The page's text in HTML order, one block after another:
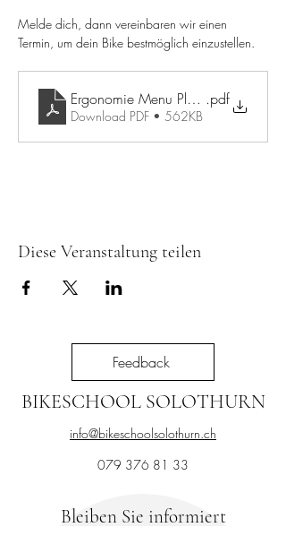
Melde dich, dann vereinbaren wir einen
Termin, um dein Bike bestmöglich einzustellen.
Ergonomie Menu Plakat_A3_DE
.pdf
Download PDF • 562KB
Diese Veranstaltung teilen
Feedback
BIKESCHOOL SOLOTHURN
info@bikeschoolsolothurn.ch
079 376 81 33
Bleiben Sie informiert